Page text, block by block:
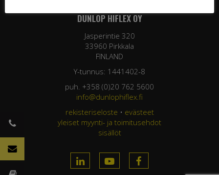
DUNLOP HIFLEX OY
Jasperintie 320
33960 Pirkkala
FINLAND
Y-tunnus: 1441402-8
puh. +358 (0)20 762 5600
info@dunlophiflex.fi
rekisteriseloste • evästeet
yleiset myynti- ja toimitusehdot
sisällöt